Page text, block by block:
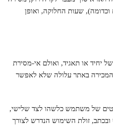
וכדומה), שעות החלוקה, ואופן
יחיד או תאגיד, ואולם אי-מסירת
באתר עלולה שלא לאפשר
של משתמש כלשהו לצד שלישי,
זולת השימוש הנדרש לצורך